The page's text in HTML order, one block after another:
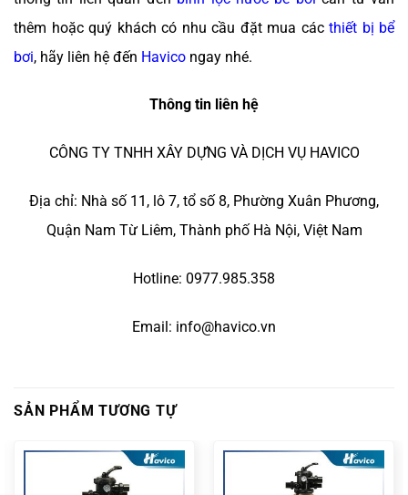
thêm hoặc quý khách có nhu cầu đặt mua các thiết bị bể
bơi, hãy liên hệ đến Havico ngay nhé.
Thông tin liên hệ
CÔNG TY TNHH XÂY DỰNG VÀ DỊCH VỤ HAVICO
Địa chỉ: Nhà số 11, lô 7, tổ số 8, Phường Xuân Phương,
Quận Nam Từ Liêm, Thành phố Hà Nội, Việt Nam
Hotline: 0977.985.358
Email: info@havico.vn
SẢN PHẨM TƯƠNG TỰ